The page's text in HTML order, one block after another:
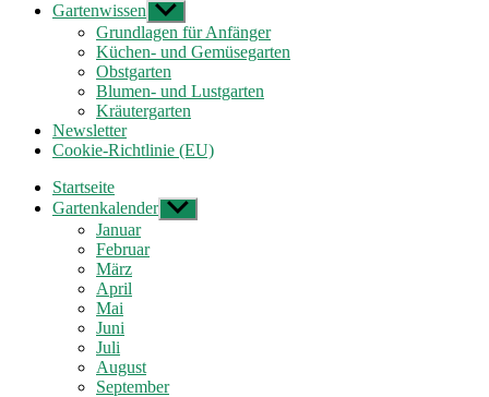
Gartenwissen Untermenü
anzeigen
Grundlagen für Anfänger
Küchen- und Gemüsegarten
Obstgarten
Blumen- und Lustgarten
Kräutergarten
Newsletter
Cookie-Richtlinie (EU)
Startseite
Gartenkalender Untermenü
anzeigen
Januar
Februar
März
April
Mai
Juni
Juli
August
September